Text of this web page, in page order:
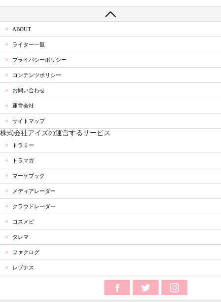
ABOUT
ライター一覧
プライバシーポリシー
コンテンツポリシー
お問い合わせ
運営会社
サイトマップ
株式会社アイズの運営するサービス
トラミー
トラマガ
マーケブック
メディアレーダー
クラウドレーダー
コスメビ
タレマ
ファクログ
レゾナス